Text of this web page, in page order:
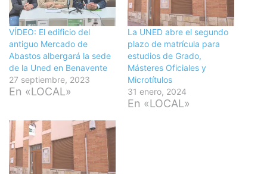
VÍDEO: El edificio del
antiguo Mercado de
Abastos albergará la sede
de la Uned en Benavente
27 septiembre, 2023
En «LOCAL»
La UNED abre el segundo
plazo de matrícula para
estudios de Grado,
Másteres Oficiales y
Microtítulos
31 enero, 2024
En «LOCAL»